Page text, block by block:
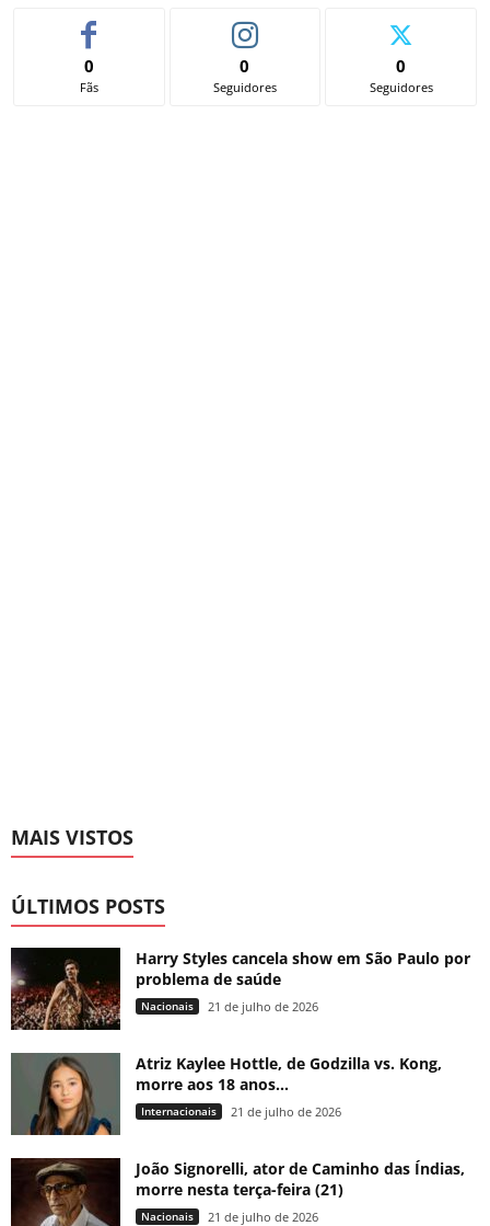
0
Fãs
0
Seguidores
0
Seguidores
MAIS VISTOS
ÚLTIMOS POSTS
Harry Styles cancela show em São Paulo por
problema de saúde
Nacionais 21 de julho de 2026
Atriz Kaylee Hottle, de Godzilla vs. Kong,
morre aos 18 anos...
Internacionais 21 de julho de 2026
João Signorelli, ator de Caminho das Índias,
morre nesta terça-feira (21)
Nacionais 21 de julho de 2026